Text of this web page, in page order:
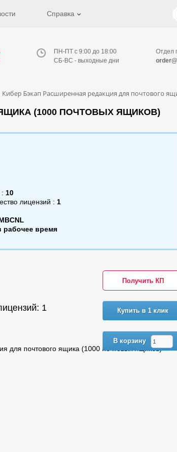
Справка
ПН-ПТ с 9:00 до 18:00
СБ-ВС - выходные дни
Отдел
Кибер Бэкап Расширенная редакция для почтового
(1000 ПОЧТОВЫХ ЯЩИКОВ)
10
лицензий : 1
рабочее время
Получить КП
Купить в 1 клик
В корзину
1
для почтового ящика (1000 почтовых ящиков)